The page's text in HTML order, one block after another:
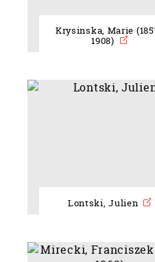
Krysinska, Marie
1908)
Lontski, Julien